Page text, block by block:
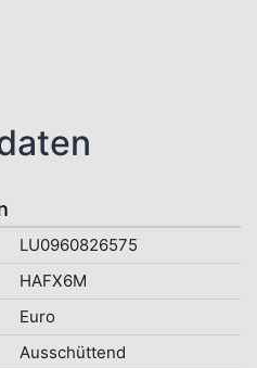
LU0960826575
HAFX6M
Euro
Ausschüttend